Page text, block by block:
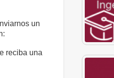
un
reciba una